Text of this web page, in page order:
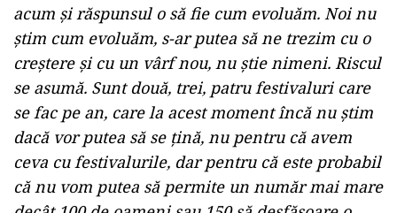
acum şi răspunsul o să fie cum evoluăm. Noi nu
ştim cum evoluăm, s-ar putea să ne trezim cu o
creştere şi cu un vârf nou, nu ştie nimeni. Riscul
se asumă. Sunt două, trei, patru festivaluri care
se fac pe an, care la acest moment încă nu ştim
dacă vor putea să se ţină, nu pentru că avem
ceva cu festivalurile, dar pentru că este probabil
că nu vom putea să permite un număr mai mare